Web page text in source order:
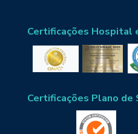
Certificações Hospital
Certificações Plano de